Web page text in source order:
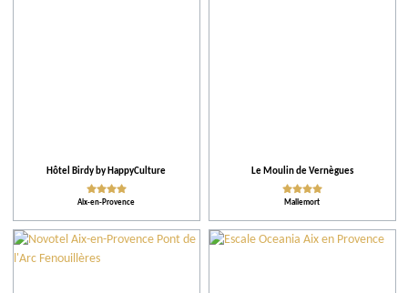
Hôtel Birdy by HappyCulture
Aix-en-Provence
Le Moulin de Vernègues
Mallemort